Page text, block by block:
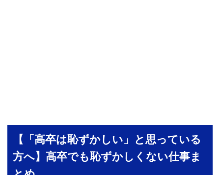
【「高卒は恥ずかしい」と思っている
方へ】高卒でも恥ずかしくない仕事ま